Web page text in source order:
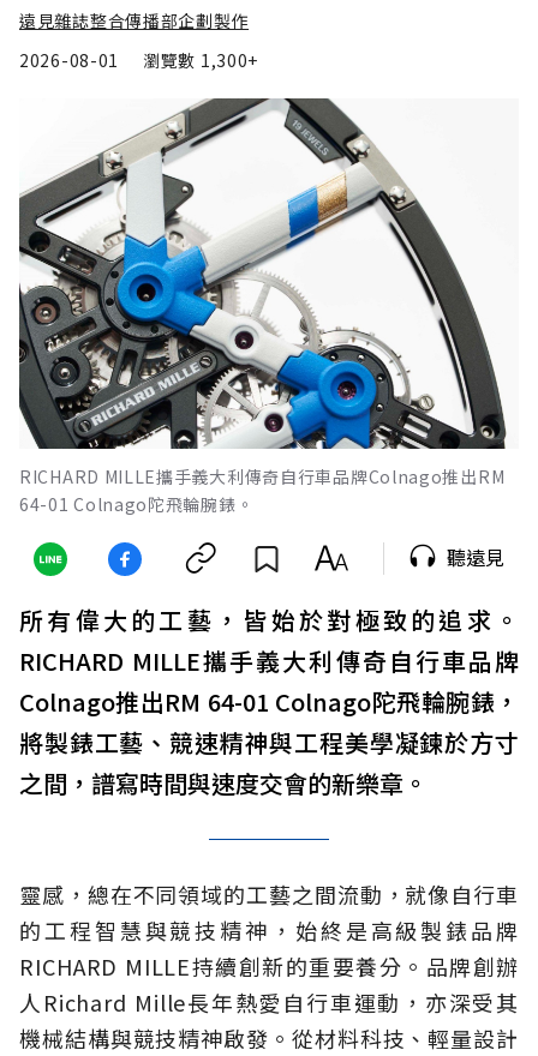
遠見雜誌整合傳播部企劃製作
2026-08-01
瀏覽數 1,300+
RICHARD MILLE攜手義大利傳奇自行車品牌Colnago推出RM
64-01 Colnago陀飛輪腕錶。
聽遠見
所有偉大的工藝，皆始於對極致的追求。
RICHARD MILLE攜手義大利傳奇自行車品牌
Colnago推出RM 64-01 Colnago陀飛輪腕錶，
將製錶工藝、競速精神與工程美學凝鍊於方寸
之間，譜寫時間與速度交會的新樂章。
靈感，總在不同領域的工藝之間流動，就像自行車
的工程智慧與競技精神，始終是高級製錶品牌
RICHARD MILLE持續創新的重要養分。品牌創辦
人Richard Mille長年熱愛自行車運動，亦深受其
機械結構與競技精神啟發。從材料科技、輕量設計